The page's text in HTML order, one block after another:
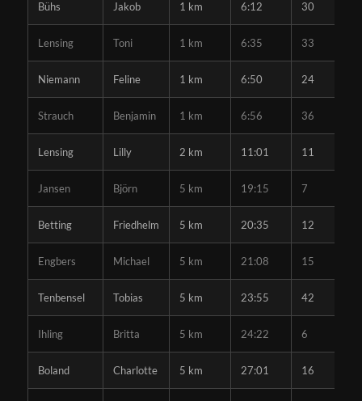
Bühs Jakob 1 km 6:12 30
Lensing Toni 1 km 6:35 33
Niemann Feline 1 km 6:50 24
Strauch Benjamin 1 km 6:56 36
Lensing Lilly 2 km 11:01 11
Jansen Björn 5 km 19:15 7
Betting Friedhelm 5 km 20:35 12
Engbers Michael 5 km 21:08 15
Tenbensel Tobias 5 km 23:55 42
Ihling Britta 5 km 24:22 6
Boland Charlotte 5 km 27:01 16